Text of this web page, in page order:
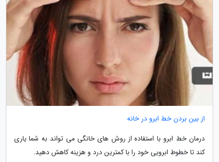
از بین بردن خط ابرو در خانه
درمان خط ابرو با استفاده از روش های خانگی می تواند به شما یاری
کند تا خطوط ابرویی خود را با کمترین درد و هزینه کاهش دهید.